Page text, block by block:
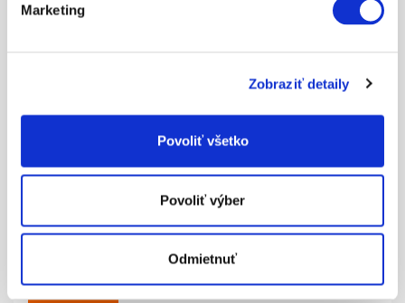
Marketing
Zobraziť detaily
Povoliť všetko
Povoliť výber
Odmietnuť
ZEIG MEHR
DARČEKOVÁ POUKÁŽKA